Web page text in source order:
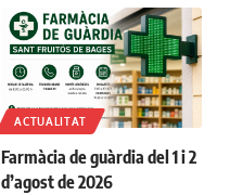
ACTUALITAT
Farmàcia de guàrdia del 1 i 2
d’agost de 2026